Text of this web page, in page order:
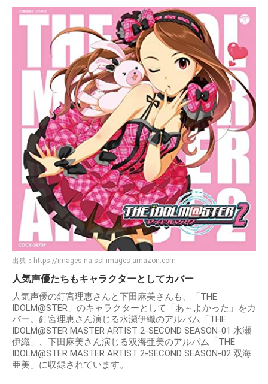
出典： https://images-na.ssl-images-amazon.com
人気声優たちもキャラクターとしてカバー
人気声優の釘宮理恵さんと下田麻美さんも、「THE
IDOLM@STER」のキャラクターとして「あ～よかった」をカ
バー。釘宮理恵さん演じる水瀬伊織のアルバム「THE
IDOLM@STER MASTER ARTIST 2-SECOND SEASON-01 水瀬
伊織」、下田麻美さん演じる双海亜美のアルバム「THE
IDOLM@STER MASTER ARTIST 2-SECOND SEASON-02 双海
亜美」に収録されています。